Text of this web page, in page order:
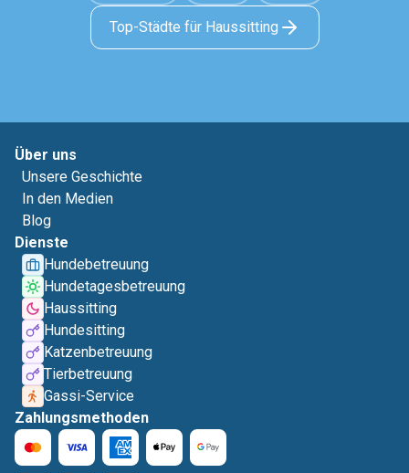
Top-Städte für Haussitting
Über uns
Unsere Geschichte
In den Medien
Blog
Dienste
Hundebetreuung
Hundetagesbetreuung
Haussitting
Hundesitting
Katzenbetreuung
Tierbetreuung
Gassi-Service
Zahlungsmethoden